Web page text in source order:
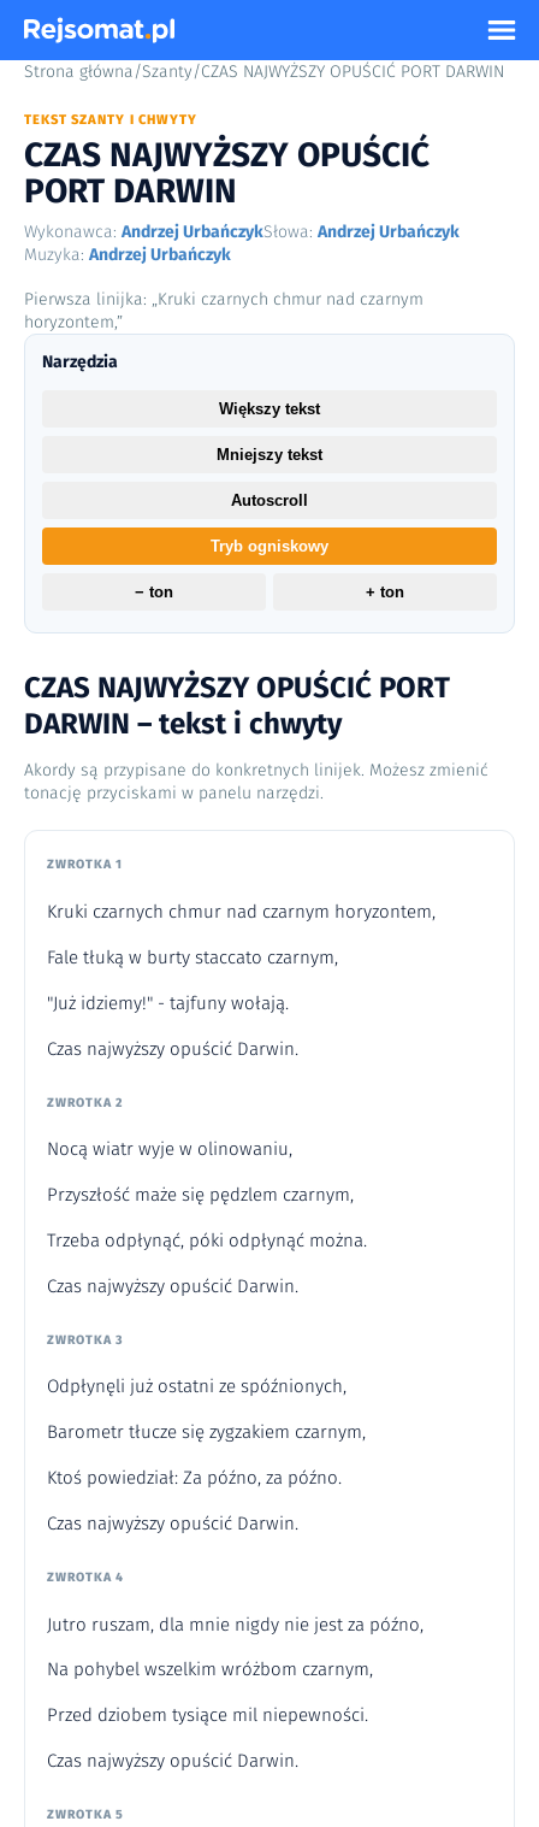
Strona główna/Szanty/CZAS NAJWYŻSZY OPUŚCIĆ PORT DARWIN
TEKST SZANTY I CHWYTY
CZAS NAJWYŻSZY OPUŚCIĆ
PORT DARWIN
Wykonawca: Andrzej UrbańczykSłowa: Andrzej Urbańczyk
Muzyka: Andrzej Urbańczyk
Pierwsza linijka: „Kruki czarnych chmur nad czarnym
horyzontem,”
CZAS NAJWYŻSZY OPUŚCIĆ PORT
DARWIN – tekst i chwyty
Akordy są przypisane do konkretnych linijek. Możesz zmienić
tonację przyciskami w panelu narzędzi.
ZWROTKA 1
Kruki czarnych chmur nad czarnym horyzontem,
Fale tłuką w burty staccato czarnym,
"Już idziemy!" - tajfuny wołają.
Czas najwyższy opuścić Darwin.
ZWROTKA 2
Nocą wiatr wyje w olinowaniu,
Przyszłość maże się pędzlem czarnym,
Trzeba odpłynąć, póki odpłynąć można.
Czas najwyższy opuścić Darwin.
ZWROTKA 3
Odpłynęli już ostatni ze spóźnionych,
Barometr tłucze się zygzakiem czarnym,
Ktoś powiedział: Za późno, za późno.
Czas najwyższy opuścić Darwin.
ZWROTKA 4
Jutro ruszam, dla mnie nigdy nie jest za późno,
Na pohybel wszelkim wróżbom czarnym,
Przed dziobem tysiące mil niepewności.
Czas najwyższy opuścić Darwin.
ZWROTKA 5
Narzędzia
Większy tekst
Mniejszy tekst
Autoscroll
Tryb ogniskowy
− ton + ton